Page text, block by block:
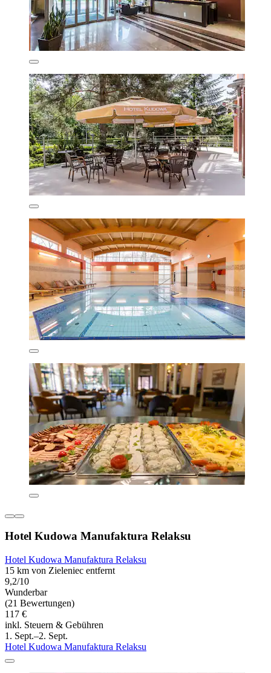
Hotel Kudowa Manufaktura Relaksu
Hotel Kudowa Manufaktura Relaksu
15 km von Zieleniec entfernt
9,2/10
Wunderbar
(21 Bewertungen)
117 €
inkl. Steuern & Gebühren
1. Sept.–2. Sept.
Hotel Kudowa Manufaktura Relaksu